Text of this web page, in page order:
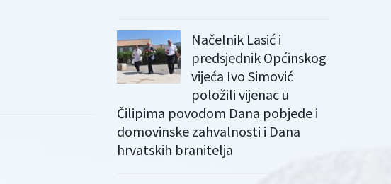
Načelnik Lasić i
predsjednik Općinskog
vijeća Ivo Simović
položili vijenac u
Čilipima povodom Dana pobjede i
domovinske zahvalnosti i Dana
hrvatskih branitelja